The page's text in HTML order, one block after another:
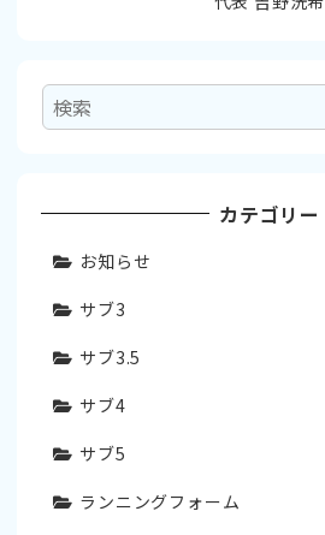
検
索
カテゴリー
お知らせ
サブ3
サブ3.5
サブ4
サブ5
ランニングフォーム